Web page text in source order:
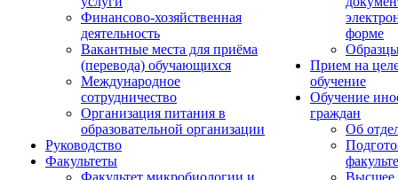
Финансово-хозяйственная
деятельность
Вакантные места для приёма
(перевода) обучающихся
Международное
сотрудничество
Организация питания в
образовательной организации
Руководство
Факультеты
Факультет микробиологии и
форме
Прием на
обучение
Обучение
граждан
Об
Высшее